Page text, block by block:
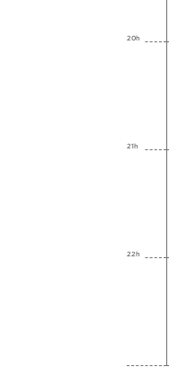
20h
21h
22h